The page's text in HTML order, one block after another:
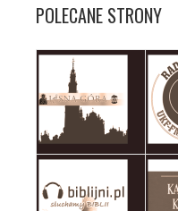
POLECANE STRONY